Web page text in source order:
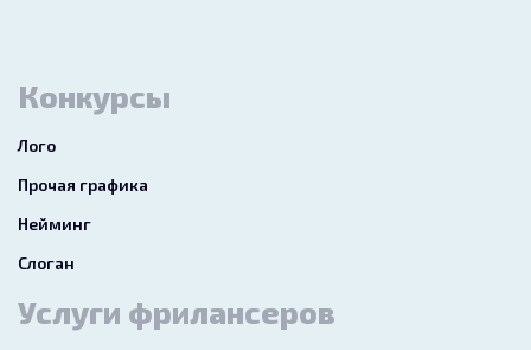
Конкурсы
Лого
Прочая графика
Нейминг
Слоган
Услуги фрилансеров